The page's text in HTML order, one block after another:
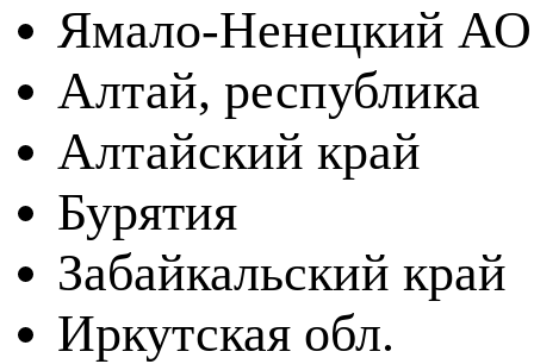
Ямало-Ненецкий АО
Алтай, республика
Алтайский край
Бурятия
Забайкальский край
Иркутская обл.